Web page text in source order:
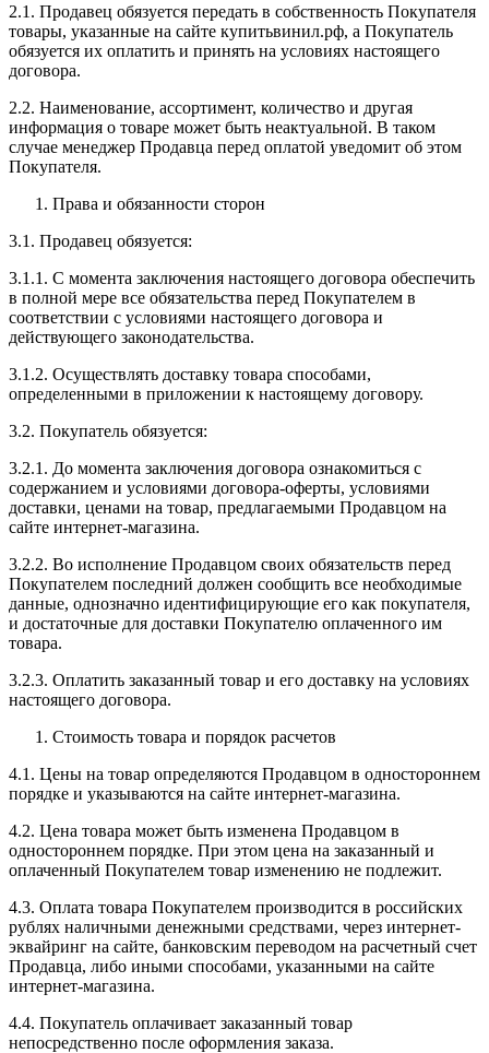
2.1. Продавец обязуется передать в собственность Покупателя
товары, указанные на сайте купитьвинил.рф, а Покупатель
обязуется их оплатить и принять на условиях настоящего
договора.
2.2. Наименование, ассортимент, количество и другая
информация о товаре может быть неактуальной. В таком
случае менеджер Продавца перед оплатой уведомит об этом
Покупателя.
Права и обязанности сторон
3.1. Продавец обязуется:
3.1.1. С момента заключения настоящего договора обеспечить
в полной мере все обязательства перед Покупателем в
соответствии с условиями настоящего договора и
действующего законодательства.
3.1.2. Осуществлять доставку товара способами,
определенными в приложении к настоящему договору.
3.2. Покупатель обязуется:
3.2.1. До момента заключения договора ознакомиться с
содержанием и условиями договора-оферты, условиями
доставки, ценами на товар, предлагаемыми Продавцом на
сайте интернет-магазина.
3.2.2. Во исполнение Продавцом своих обязательств перед
Покупателем последний должен сообщить все необходимые
данные, однозначно идентифицирующие его как покупателя,
и достаточные для доставки Покупателю оплаченного им
товара.
3.2.3. Оплатить заказанный товар и его доставку на условиях
настоящего договора.
Стоимость товара и порядок расчетов
4.1. Цены на товар определяются Продавцом в одностороннем
порядке и указываются на сайте интернет-магазина.
4.2. Цена товара может быть изменена Продавцом в
одностороннем порядке. При этом цена на заказанный и
оплаченный Покупателем товар изменению не подлежит.
4.3. Оплата товара Покупателем производится в российских
рублях наличными денежными средствами, через интернет-
эквайринг на сайте, банковским переводом на расчетный счет
Продавца, либо иными способами, указанными на сайте
интернет-магазина.
4.4. Покупатель оплачивает заказанный товар
непосредственно после оформления заказа.